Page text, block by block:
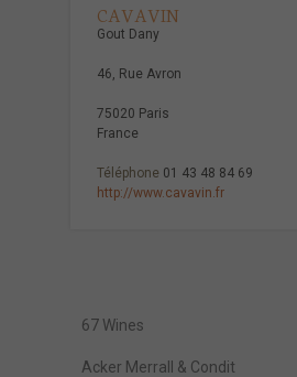
CAVAVIN
Gout Dany
46, Rue Avron
75020 Paris
France
Téléphone 01 43 48 84 69
http://www.cavavin.fr
67 Wines
Acker Merrall & Condit